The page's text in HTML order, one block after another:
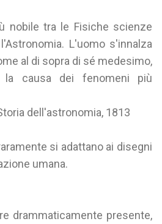
nobile tra le Fisiche scienze
L'uomo s'innalza
al di sopra di sé medesimo,
causa dei fenomeni più
dell'astronomia, 1813
si adattano ai disegni
umana.
drammaticamente presente,